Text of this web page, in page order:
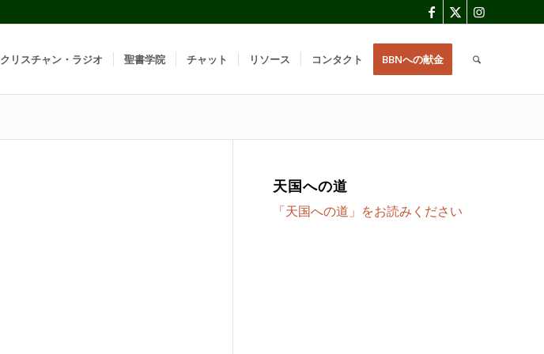
クリスチャン・ラジオ 聖書学院 チャット リソース コンタクト BBNへの献金
天国への道
「天国への道」をお読みください